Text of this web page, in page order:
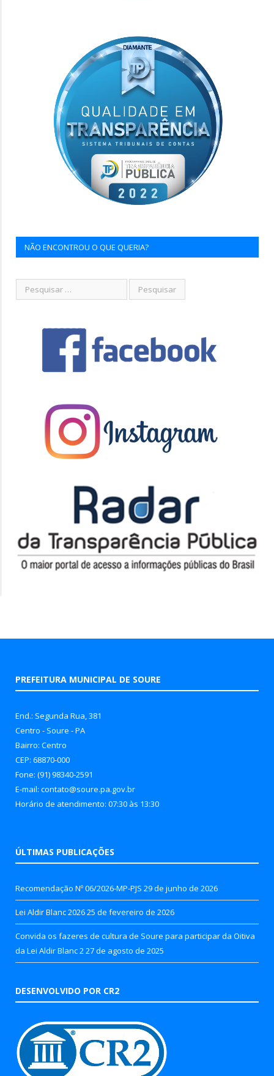
NÃO ENCONTROU O QUE QUERIA?
PREFEITURA MUNICIPAL DE SOURE
End.: Segunda Rua, 381
Centro - Soure - PA
Bairro: Centro
CEP: 68870-000
Fone: (91) 98340-2591
E-mail: contato@soure.pa.gov.br
Horário de atendimento: 07:30 às 13:30
ÚLTIMAS PUBLICAÇÕES
Recomendação Nº 06/2026-MP-PJS 29 de junho de 2026
Lei Aldir Blanc 202625 de fevereiro de 2026
Convida os fazeres de cultura de Soure para participar da Oitiva
da Lei Aldir Blanc 227 de agosto de 2025
DESENVOLVIDO POR CR2